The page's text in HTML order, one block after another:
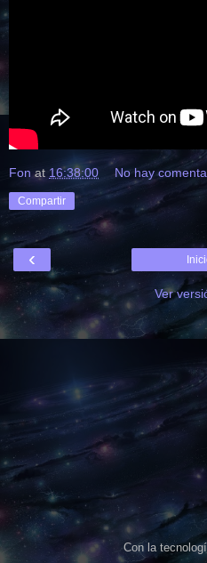
Fon at 16:38:00 No hay
Compartir
‹
Ver
Con la